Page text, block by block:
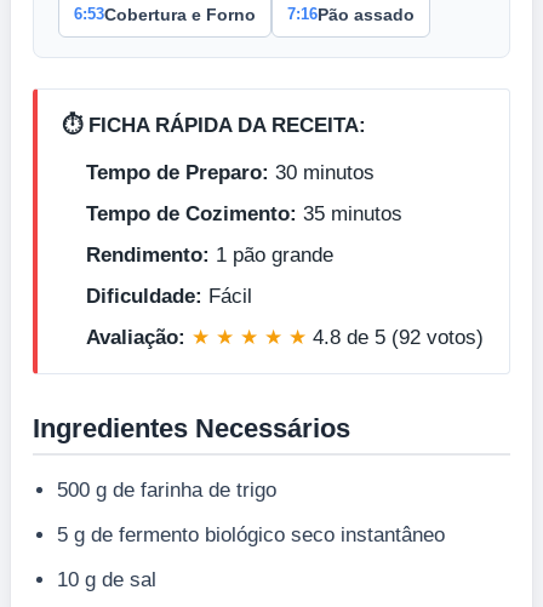
6:53Cobertura e Forno 7:16 Pão assado
⏱️ FICHA RÁPIDA DA RECEITA:
Tempo de Preparo: 30 minutos
Tempo de Cozimento: 35 minutos
Rendimento: 1 pão grande
Dificuldade: Fácil
Avaliação: ★ ★ ★ ★ ★ 4.8 de 5 (92 votos)
Ingredientes Necessários
500 g de farinha de trigo
5 g de fermento biológico seco instantâneo
10 g de sal